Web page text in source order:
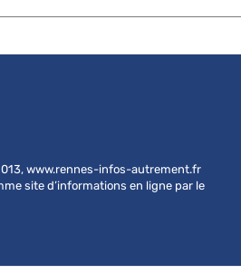
www.rennes-infos-autrement.fr
site d’informations en ligne par le